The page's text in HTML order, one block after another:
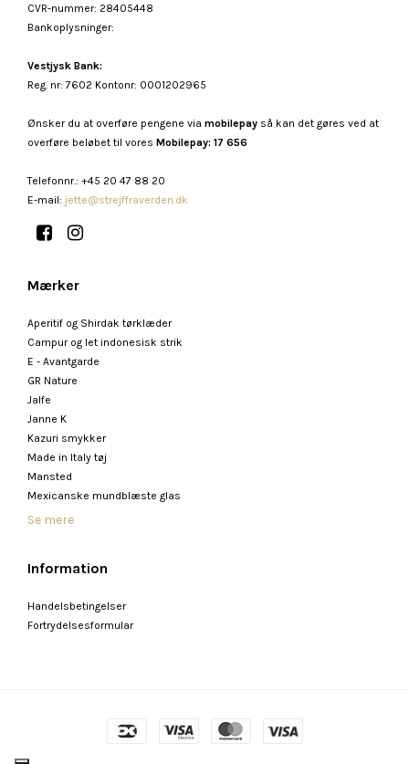
CVR-nummer: 28405448
Bankoplysninger:
Vestjysk Bank:
Reg. nr: 7602 Kontonr: 0001202965
Ønsker du at overføre pengene via mobilepay så kan det gøres ved at
overføre beløbet til vores Mobilepay: 17 656
Telefonnr.: +45 20 47 88 20
E-mail: jette@strejffraverden.dk
Mærker
Aperitif og Shirdak tørklæder
Campur og let indonesisk strik
E - Avantgarde
GR Nature
Jalfe
Janne K
Kazuri smykker
Made in Italy tøj
Mansted
Mexicanske mundblæste glas
Se mere
Information
Handelsbetingelser
Fortrydelsesformular